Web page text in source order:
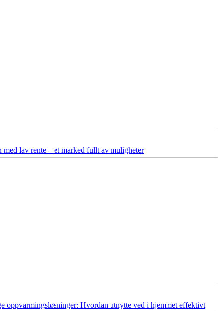
med lav rente – et marked fullt av muligheter
oppvarmingsløsninger: Hvordan utnytte ved i hjemmet effektivt